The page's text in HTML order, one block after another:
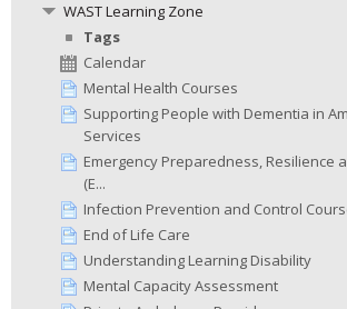
WAST Learning Zone
Tags
Calendar
Mental Health Courses
Supporting People with Dementia in
Services
Emergency Preparedness, Resilience
(E...
Infection Prevention and Control
End of Life Care
Understanding Learning Disability
Mental Capacity Assessment